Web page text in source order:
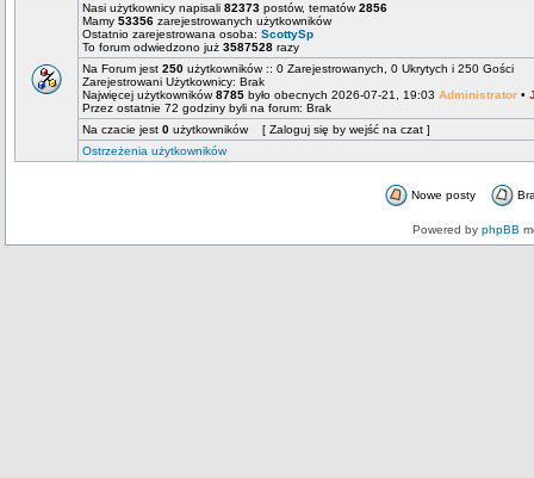
Nasi użytkownicy napisali 82373 postów, tematów2856
Mamy 53356 zarejestrowanych użytkowników
Ostatnio zarejestrowana osoba: ScottySp
To forum odwiedzono już 3587528 razy
Na Forum jest 250 użytkowników :: 0 Zarejestrowanych, 0 Ukrytych i 250 Gości
Zarejestrowani Użytkownicy: Brak
Najwięcej użytkowników8785 było obecnych 2026-07-21, 19:03 Administrator •
Przez ostatnie 72 godziny byli na forum: Brak
Na czacie jest 0 użytkowników [ Zaloguj się by wejść na czat ]
Ostrzeżenia użytkowników
Nowe posty
Powered by phpBB